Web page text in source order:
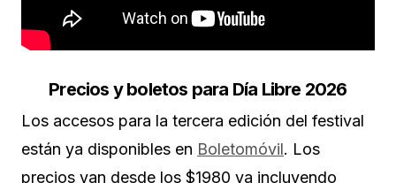
Precios y boletos para Día Libre 2026
Los accesos para la tercera edición del festival
están ya disponibles en Boletomóvil. Los
precios van desde los $1980 ya incluyendo